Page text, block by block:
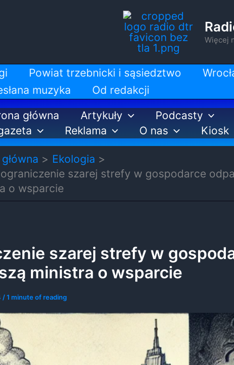
Więcej
Powiat trzebnicki i sąsiedztwo
muzyka
Od redakcji
główna
Artykuły Podcasty
Reklama O nas Kiosk
Ekologia
szarej strefy w gospodarce
o wsparcie
szarej strefy w
ministra o wsparcie
/1 minute of reading